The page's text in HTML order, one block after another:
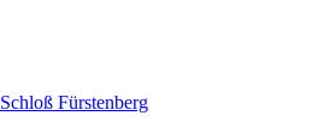
Fürstenberg